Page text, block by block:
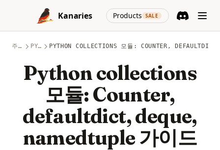
Skip to content
Kanaries
Products SALE
(opens in a
주제 PYTHON PYTHON COLLECTIONS 모듈: COUNTER,
Python collections
모듈: Counter,
defaultdict, deque,
namedtuple 가이드